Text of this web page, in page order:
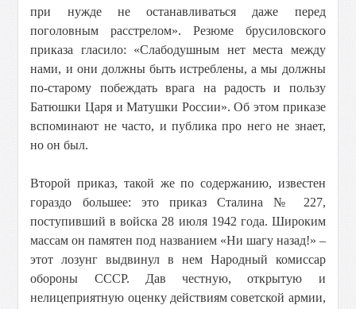
при нужде не останавливаться даже перед
поголовным расстрелом». Резюме брусиловского
приказа гласило: «Слабодушным нет места между
нами, и они должны быть истреблены, а мы должны
по-старому побеждать врага на радость и пользу
Батюшки Царя и Матушки России». Об этом приказе
вспоминают не часто, и публика про него не знает,
но он был.
Второй приказ, такой же по содержанию, известен
гораздо большее: это приказ Сталина № 227,
поступивший в войска 28 июля 1942 года. Широким
массам он памятен под названием «Ни шагу назад!» –
этот лозунг выдвинул в нем Народный комиссар
обороны СССР. Дав честную, открытую и
нелицеприятную оценку действиям советской армии,